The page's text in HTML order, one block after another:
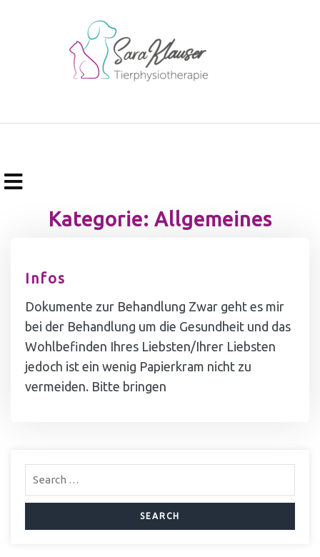
Kategorie: Allgemeines
Infos
Dokumente zur Behandlung Zwar geht es mir
bei der Behandlung um die Gesundheit und das
Wohlbefinden Ihres Liebsten/Ihrer Liebsten
jedoch ist ein wenig Papierkram nicht zu
vermeiden. Bitte bringen